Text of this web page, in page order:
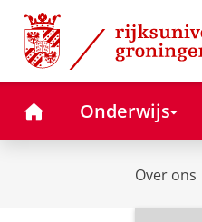
Skip
Content
Skip
Navigation
HomeOnderwijs
Over ons